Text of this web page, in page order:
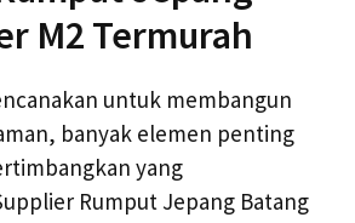
M2 Termurah
untuk membangun
banyak elemen penting
yang
Rumput Jepang Batang